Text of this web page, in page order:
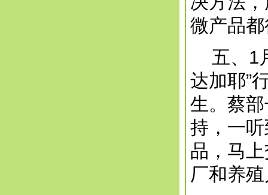
微产品
五、1
达加耶”
生。蔡
持，一
品，马
厂和养